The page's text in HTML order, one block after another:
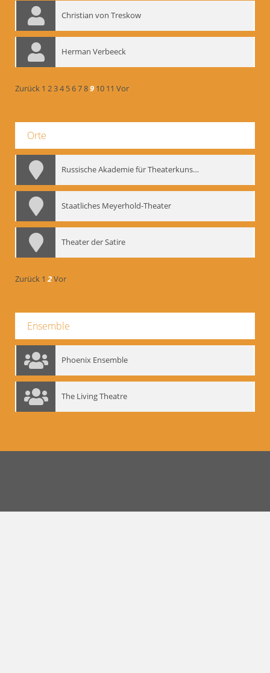
Christian von Treskow
Herman Verbeeck
Zurück 1 234 56789 10 11 Vor
Orte
Russische Akademie für Theaterkunst – GITIS
Staatliches Meyerhold-Theater
Theater der Satire
Zurück 1 2Vor
Ensemble
Phoenix Ensemble
The Living Theatre